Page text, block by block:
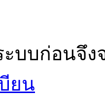
บบก่อนจึ
ยน